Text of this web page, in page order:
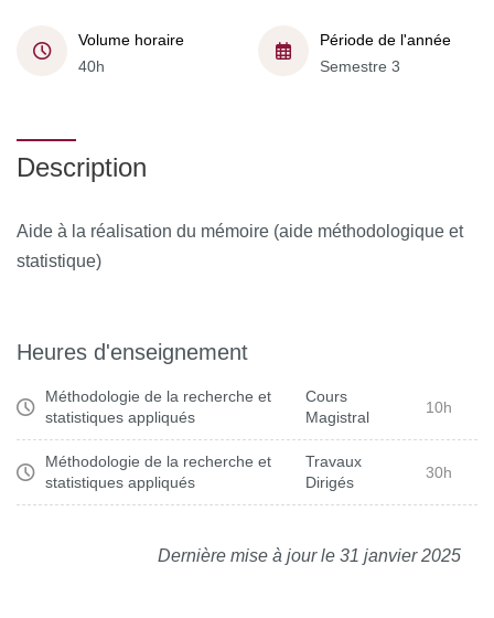
Volume horaire
40h
Période de l'année
Semestre 3
Description
Aide à la réalisation du mémoire (aide méthodologique et
statistique)
Heures d'enseignement
Méthodologie de la recherche et
statistiques appliqués
Cours
Magistral
10h
Méthodologie de la recherche et
statistiques appliqués
Travaux
Dirigés
30h
Dernière mise à jour le 31 janvier 2025